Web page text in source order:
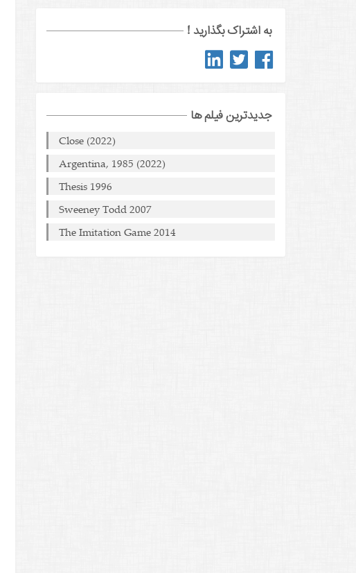
به اشتراک بگذارید !
جدیدترین فیلم ها
Close (2022)
Argentina, 1985 (2022)
Thesis 1996
Sweeney Todd 2007
The Imitation Game 2014